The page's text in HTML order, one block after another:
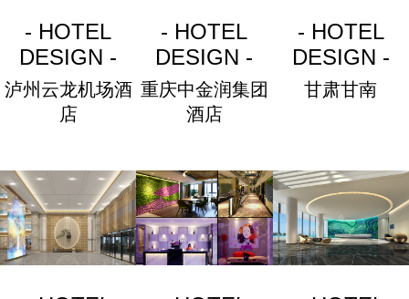
- HOTEL
DESIGN -
泸州云龙机场酒
店
- HOTEL
DESIGN -
重庆中金润集团
酒店
- HOTEL
DESIGN -
甘肃甘南